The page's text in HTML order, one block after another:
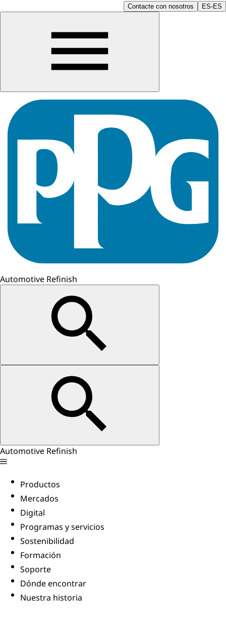
Contacte con nosotros ES-ES
Automotive Refinish
Automotive Refinish
Productos
Mercados
Digital
Programas y servicios
Sostenibilidad
Formación
Soporte
Dónde encontrar
Nuestra historia